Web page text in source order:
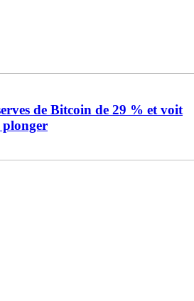
de Bitcoin de 29 % et voit